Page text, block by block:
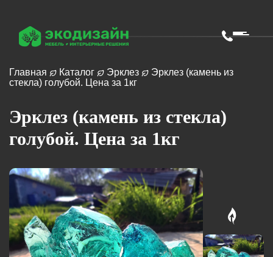
Главная Каталог Эрклез
Эрклез (камень из
стекла) голубой. Цена за 1кг
Эрклез (камень из стекла)
голубой. Цена за 1кг